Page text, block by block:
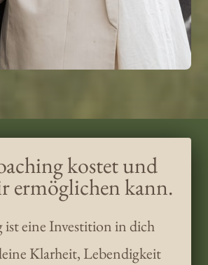
kostet und
ermöglichen kann.
ist eine Investition in dich
Klarheit, Lebendigkeit